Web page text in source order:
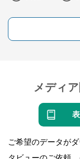
メディ
ご希望のデータが